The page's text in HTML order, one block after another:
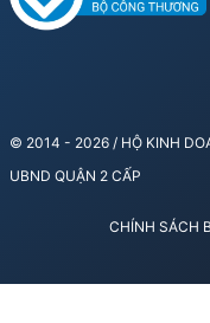
© 2014 - 2026 / HỘ KINH
UBND QUẬN 2 CẤP
CHÍNH SÁCH